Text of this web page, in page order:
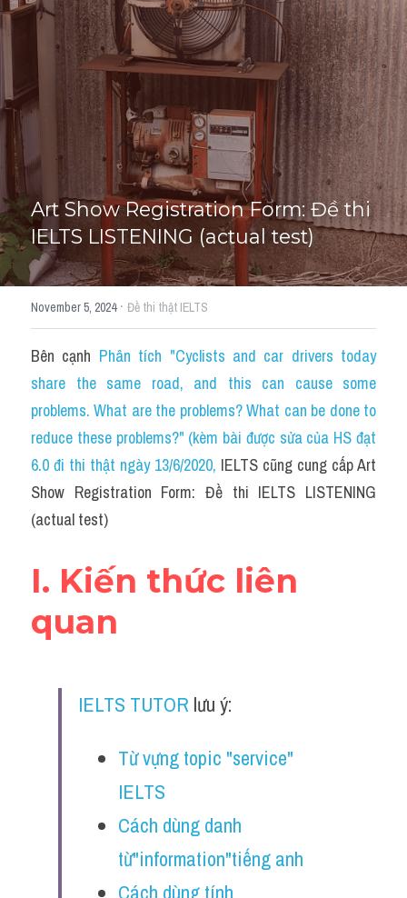
Tourism and Travelling
Pronunciation
Section 3
Section 4
Section 1
Social issues
Section 2
Map
Transcript
Cam
Series luyện nghe Tiếng Anh cùng IELTS T
Health and Medicine
Technology
Advice
Listening
Reading
Đề thi thật IELTS
HỌC THỬ
Art Show Registration Form: Đề thi
IELTS LISTENING (actual test)
November 5, 2024· Đề thi thật IELTS
Bên cạnh Phân tích "Cyclists and car drivers today
share the same road, and this can cause some
problems. What are the problems? What can be done to
reduce these problems?" (kèm bài được sửa của HS đạt
6.0 đi thi thật ngày 13/6/2020, IELTS cũng cung cấp Art
Show Registration Form: Đề thi IELTS LISTENING
(actual test)
I. Kiến thức liên
quan
IELTS TUTOR lưu ý:
Từ vựng topic "service"
IELTS
Cách dùng danh
từ"information"tiếng anh
Cách dùng tính